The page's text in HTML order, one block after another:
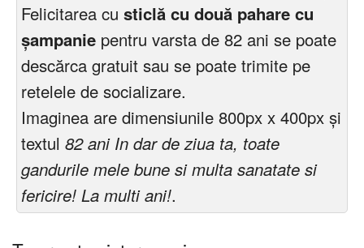
Felicitarea cu sticlă cu două pahare cu
șampanie pentru varsta de 82 ani se poate
descărca gratuit sau se poate trimite pe
retelele de socializare.
Imaginea are dimensiunile 800px x 400px și
textul 82 ani In dar de ziua ta, toate
gandurile mele bune si multa sanatate si
fericire! La multi ani!.